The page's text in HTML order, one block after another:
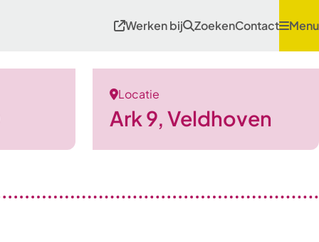
Werken bij ZoekenContact Menu
Locatie
Ark 9, Veldhoven